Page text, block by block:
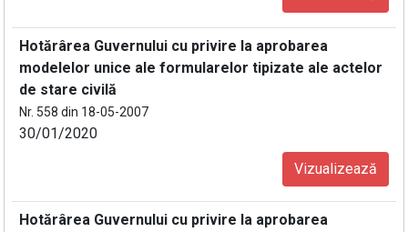
Hotărârea Guvernului cu privire la aprobarea
modelelor unice ale formularelor tipizate ale actelor
de stare civilă
Nr. 558 din 18-05-2007
30/01/2020
Vizualizează
Hotărârea Guvernului cu privire la aprobarea